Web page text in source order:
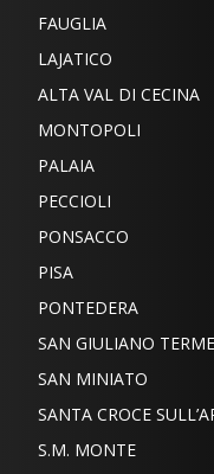
FAUGLIA
LAJATICO
ALTA VAL DI CECINA
MONTOPOLI
PALAIA
PECCIOLI
PONSACCO
PISA
PONTEDERA
SAN GIULIANO TERME
SAN MINIATO
SANTA CROCE
S.M. MONTE